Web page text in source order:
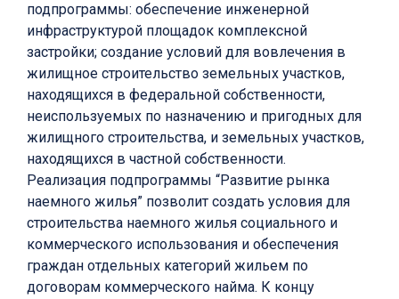
подпрограммы: обеспечение инженерной
инфраструктурой площадок комплексной
застройки; создание условий для вовлечения в
жилищное строительство земельных участков,
находящихся в федеральной собственности,
неиспользуемых по назначению и пригодных для
жилищного строительства, и земельных участков,
находящихся в частной собственности.
Реализация подпрограммы “Развитие рынка
наемного жилья” позволит создать условия для
строительства наемного жилья социального и
коммерческого использования и обеспечения
граждан отдельных категорий жильем по
договорам коммерческого найма. К концу